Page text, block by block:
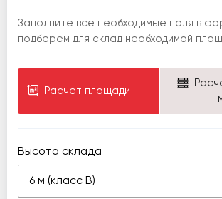
Заполните все необходимые поля в
подберем для склад необходимой
Расчет площади
Высота склада
6 м (класс В)